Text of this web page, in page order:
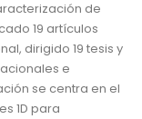
de
19 artículos
dirigido 19 tesis y
e
se centra en el
1D para